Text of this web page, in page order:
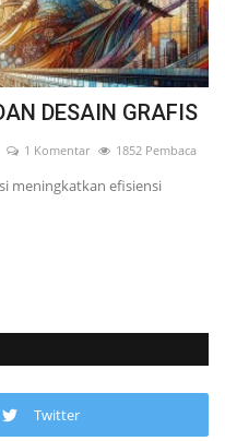
DESAIN GRAFIS
1 Komentar 1852 Pembaca
meningkatkan efisiensi
Twitter